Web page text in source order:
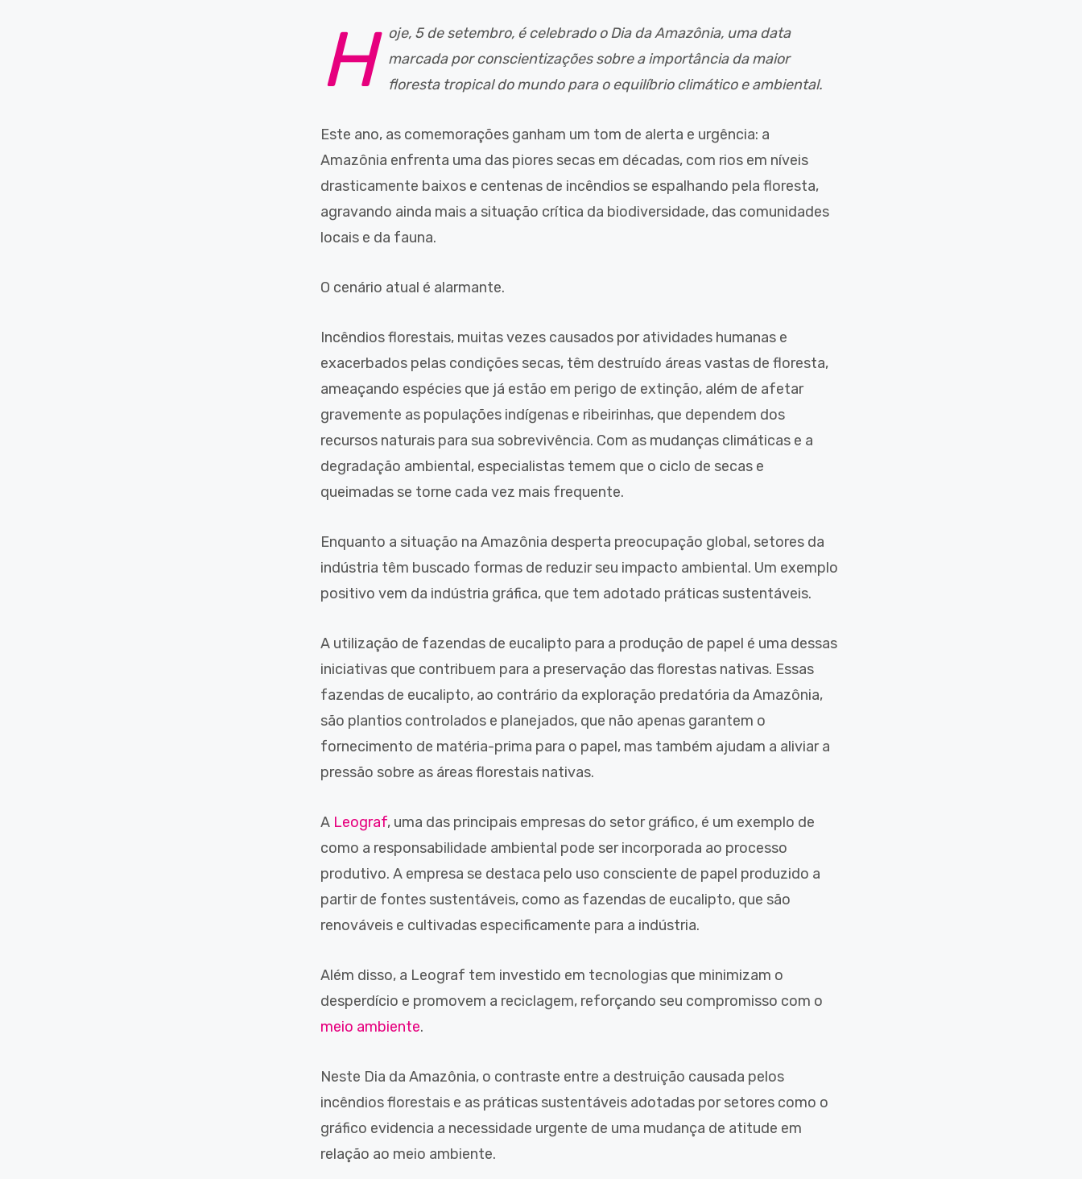
H
oje, 5 de setembro, é celebrado o Dia da Amazônia, uma data
marcada por conscientizações sobre a importância da maior
floresta tropical do mundo para o equilíbrio climático e ambiental.
Este ano, as comemorações ganham um tom de alerta e urgência: a
Amazônia enfrenta uma das piores secas em décadas, com rios em níveis
drasticamente baixos e centenas de incêndios se espalhando pela floresta,
agravando ainda mais a situação crítica da biodiversidade, das comunidades
locais e da fauna.
O cenário atual é alarmante.
Incêndios florestais, muitas vezes causados por atividades humanas e
exacerbados pelas condições secas, têm destruído áreas vastas de floresta,
ameaçando espécies que já estão em perigo de extinção, além de afetar
gravemente as populações indígenas e ribeirinhas, que dependem dos
recursos naturais para sua sobrevivência. Com as mudanças climáticas e a
degradação ambiental, especialistas temem que o ciclo de secas e
queimadas se torne cada vez mais frequente.
Enquanto a situação na Amazônia desperta preocupação global, setores da
indústria têm buscado formas de reduzir seu impacto ambiental. Um exemplo
positivo vem da indústria gráfica, que tem adotado práticas sustentáveis.
A utilização de fazendas de eucalipto para a produção de papel é uma dessas
iniciativas que contribuem para a preservação das florestas nativas. Essas
fazendas de eucalipto, ao contrário da exploração predatória da Amazônia,
são plantios controlados e planejados, que não apenas garantem o
fornecimento de matéria-prima para o papel, mas também ajudam a aliviar a
pressão sobre as áreas florestais nativas.
A Leograf, uma das principais empresas do setor gráfico, é um exemplo de
como a responsabilidade ambiental pode ser incorporada ao processo
produtivo. A empresa se destaca pelo uso consciente de papel produzido a
partir de fontes sustentáveis, como as fazendas de eucalipto, que são
renováveis e cultivadas especificamente para a indústria.
Além disso, a Leograf tem investido em tecnologias que minimizam o
desperdício e promovem a reciclagem, reforçando seu compromisso com o
meio ambiente.
Neste Dia da Amazônia, o contraste entre a destruição causada pelos
incêndios florestais e as práticas sustentáveis adotadas por setores como o
gráfico evidencia a necessidade urgente de uma mudança de atitude em
relação ao meio ambiente.